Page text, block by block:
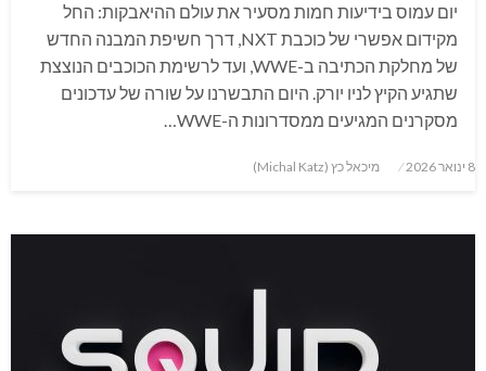
יום עמוס בידיעות חמות מסעיר את עולם ההיאבקות: החל
מקידום אפשרי של כוכבת NXT, דרך חשיפת המבנה החדש
של מחלקת הכתיבה ב-WWE, ועד לרשימת הכוכבים הנוצצת
שתגיע הקיץ לניו יורק. היום התבשרנו על שורה של עדכונים
מסקרנים המגיעים ממסדרונות ה-WWE…
Posted8 ינואר 2026 מיכאל כץ (Michal Katz)